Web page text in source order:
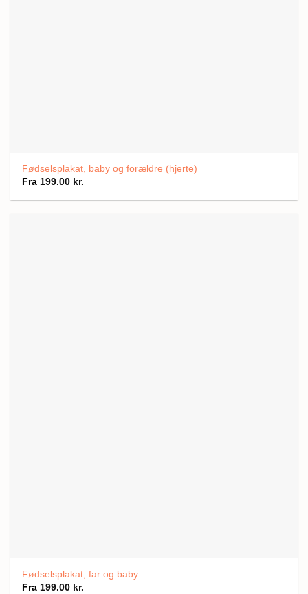
Fødselsplakat, baby og forældre (hjerte)
Fra 199.00 kr.
Fødselsplakat, far og baby
Fra 199.00 kr.